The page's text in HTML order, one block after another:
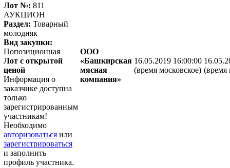
Лот №: 811
АУКЦИОН
Раздел: Товарный
молодняк
Вид закупки:
Попозиционная
Лот с открытой
ценой
Информация о
заказчике доступна
только
зарегистрированным
участникам!
Необходимо
авторизоваться или
зарегистрироваться
и заполнить
профиль участника.
ООО
«Башкирская
мясная
компания»
16.05.2019 16:00:00
(время московское) (время